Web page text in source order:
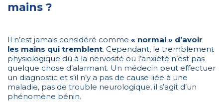
mains ?
Il n’est jamais considéré comme « normal » d’avoir
les mains qui tremblent. Cependant, le tremblement
physiologique dû à la nervosité ou l’anxiété n’est pas
quelque chose d’alarmant. Un médecin peut effectuer
un diagnostic et s’il n’y a pas de cause liée à une
maladie, pas de trouble neurologique, il s’agit d’un
phénomène bénin.